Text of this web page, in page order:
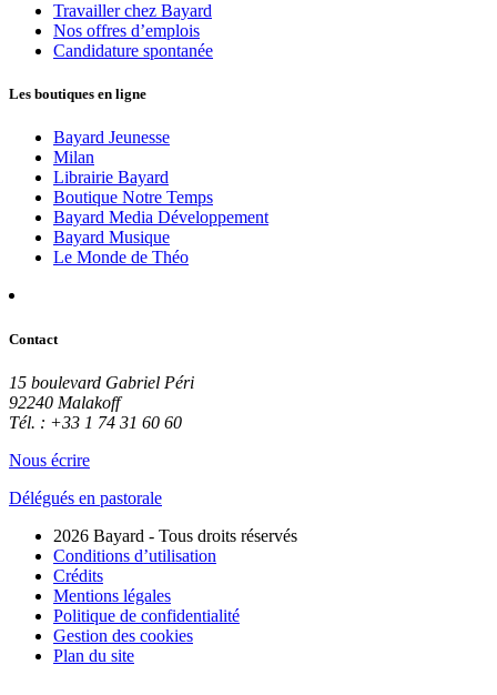
Travailler chez Bayard
Nos offres d’emplois
Candidature spontanée
Les boutiques en ligne
Bayard Jeunesse
Milan
Librairie Bayard
Boutique Notre Temps
Bayard Media Développement
Bayard Musique
Le Monde de Théo
Contact
15 boulevard Gabriel Péri
92240 Malakoff
Tél. : +33 1 74 31 60 60
Nous écrire
Délégués en pastorale
2026 Bayard - Tous droits réservés
Conditions d’utilisation
Crédits
Mentions légales
Politique de confidentialité
Gestion des cookies
Plan du site